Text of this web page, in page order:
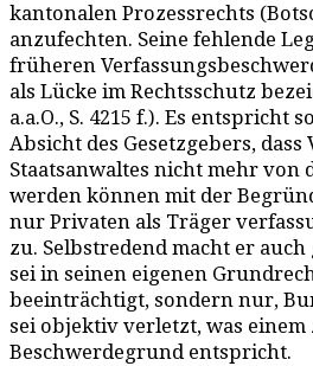
kantonalen Prozessrechts
anzufechten. Seine fehlende
früheren
als Lücke im Rechtsschutz
a.a.O., S. 4215 f.). Es entspricht
Absicht des Gesetzgebers,
Staatsanwaltes nicht mehr von
werden können mit der
nur Privaten als Träger
zu. Selbstredend macht er
sei in seinen eigenen
beeinträchtigt, sondern nur,
sei objektiv verletzt, was einem
Beschwerdegrund entspricht.